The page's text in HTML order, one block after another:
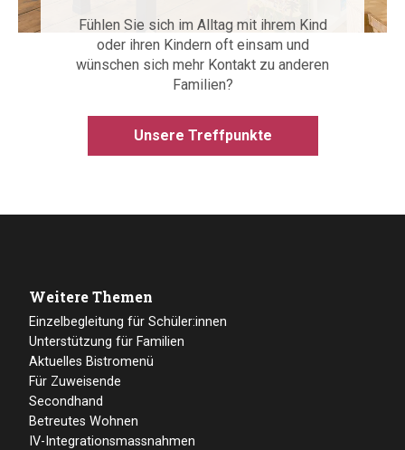
Fühlen Sie sich im Alltag mit ihrem Kind
oder ihren Kindern oft einsam und
wünschen sich mehr Kontakt zu anderen
Familien?
Unsere Treffpunkte
Weitere Themen
Einzelbegleitung für Schüler:innen
Unterstützung für Familien
Aktuelles Bistromenü
Für Zuweisende
Secondhand
Betreutes Wohnen
IV-Integrationsmassnahmen